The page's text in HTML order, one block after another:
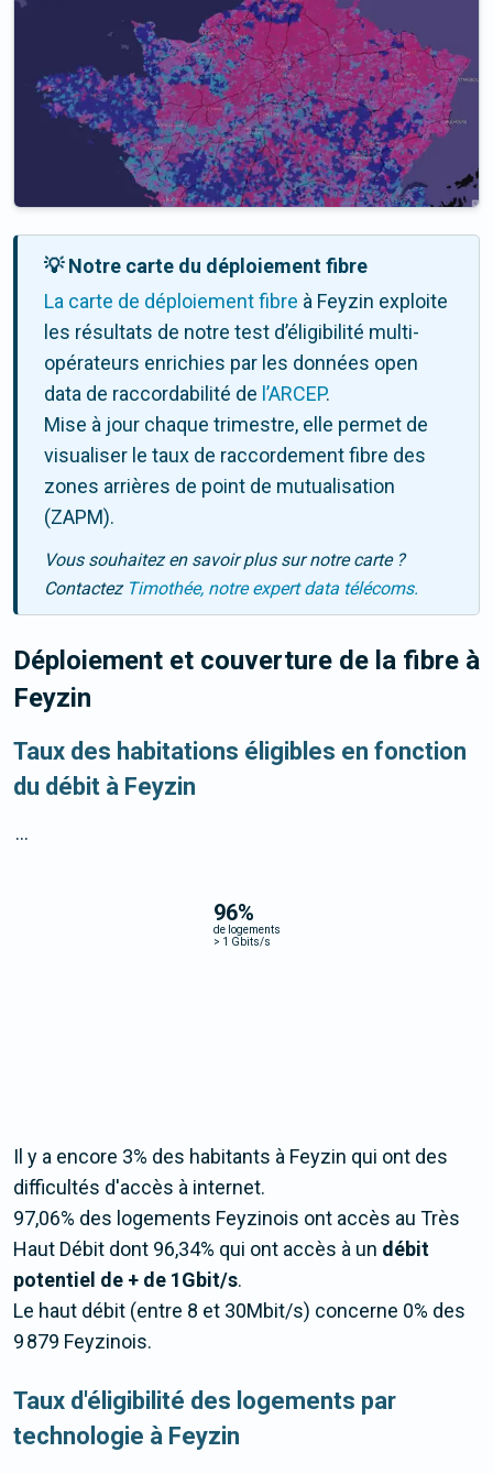
💡 Notre carte du déploiement fibre
La carte de déploiement fibre à Feyzin exploite
les résultats de notre test d’éligibilité multi-
opérateurs enrichies par les données open
data de raccordabilité de l’ARCEP.
Mise à jour chaque trimestre, elle permet de
visualiser le taux de raccordement fibre des
zones arrières de point de mutualisation
(ZAPM).
Vous souhaitez en savoir plus sur notre carte ?
Contactez Timothée, notre expert data télécoms.
Déploiement et couverture de la fibre à
Feyzin
Taux des habitations éligibles en fonction
du débit à Feyzin
96%
de logements
> 1 Gbits/s
...
Il y a encore 3% des habitants à Feyzin qui ont des
difficultés d'accès à internet.
97,06% des logements Feyzinois ont accès au Très
Haut Débit dont 96,34% qui ont accès à un débit
potentiel de + de 1Gbit/s.
Le haut débit (entre 8 et 30Mbit/s) concerne 0% des
9 879 Feyzinois.
Taux d'éligibilité des logements par
technologie à Feyzin